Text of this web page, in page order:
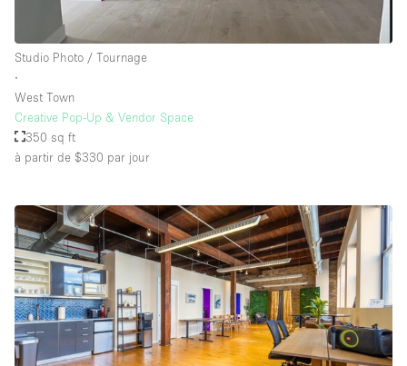
Électricité
Équipement de bureau
Étage/accès
Rez-de-chaussée sur cour
Rez-de-chaussée sur rue
Centre commercial
Rooftop
À l'étage
Studio Photo / Tournage
∙
West Town
Creative Pop-Up & Vendor Space
350 sq ft
à partir de $330 par jour